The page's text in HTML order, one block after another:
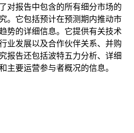
对报告中包含的所有细分市场的
。它包括预计在预测期内推动市
势的详细信息。它提供有关技术
业发展以及合作伙伴关系、并购
报告还包括波特五力分析、详细
主要运营参与者概况的信息。